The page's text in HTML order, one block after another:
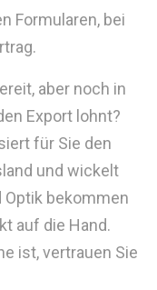
Formularen, bei
aber noch in
Export lohnt?
für Sie den
und wickelt
Optik bekommen
auf die Hand.
ist, vertrauen Sie